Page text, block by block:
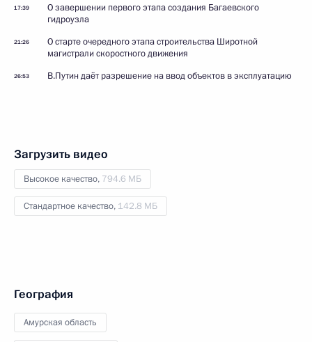
17:39
О завершении первого этапа создания Багаевского
гидроузла
21:26
О старте очередного этапа строительства Широтной
магистрали скоростного движения
26:53 В.Путин даёт разрешение на ввод объектов в эксплуатацию
Загрузить видео
Высокое качество, 794.6 МБ
Стандартное качество, 142.8 МБ
География
Амурская область